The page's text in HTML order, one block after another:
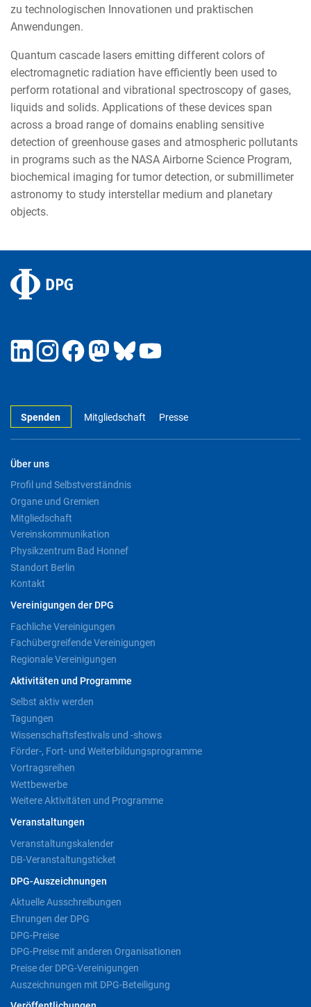
zu technologischen Innovationen und praktischen
Anwendungen.
Quantum cascade lasers emitting different colors of
electromagnetic radiation have efficiently been used to
perform rotational and vibrational spectroscopy of gases,
liquids and solids. Applications of these devices span
across a broad range of domains enabling sensitive
detection of greenhouse gases and atmospheric pollutants
in programs such as the NASA Airborne Science Program,
biochemical imaging for tumor detection, or submillimeter
astronomy to study interstellar medium and planetary
objects.
Spenden Mitgliedschaft Presse
Über uns
Profil und Selbstverständnis
Organe und Gremien
Mitgliedschaft
Vereinskommunikation
Physikzentrum Bad Honnef
Standort Berlin
Kontakt
Vereinigungen der DPG
Fachliche Vereinigungen
Fachübergreifende Vereinigungen
Regionale Vereinigungen
Aktivitäten und Programme
Selbst aktiv werden
Tagungen
Wissenschaftsfestivals und -shows
Förder-, Fort- und Weiterbildungsprogramme
Vortragsreihen
Wettbewerbe
Weitere Aktivitäten und Programme
Veranstaltungen
Veranstaltungskalender
DB-Veranstaltungsticket
DPG-Auszeichnungen
Aktuelle Ausschreibungen
Ehrungen der DPG
DPG-Preise
DPG-Preise mit anderen Organisationen
Preise der DPG-Vereinigungen
Auszeichnungen mit DPG-Beteiligung